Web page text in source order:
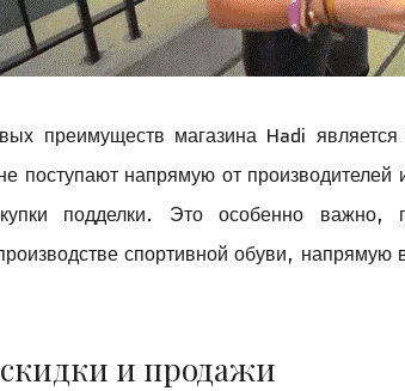
преимуществ магазина Hadi
поступают напрямую от
подделки. Это особенно важно,
спортивной обуви, напрямую
и продажи